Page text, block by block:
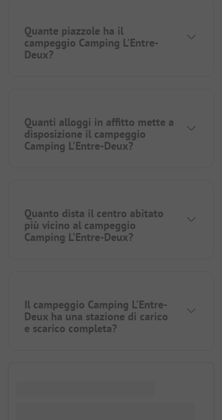
Quante piazzole ha il
campeggio Camping L'Entre-
Deux?
Quanti alloggi in affitto mette a
disposizione il campeggio
Camping L'Entre-Deux?
Quanto dista il centro abitato
più vicino al campeggio
Camping L'Entre-Deux?
Il campeggio Camping L'Entre-
Deux ha una stazione di carico
e scarico completa?